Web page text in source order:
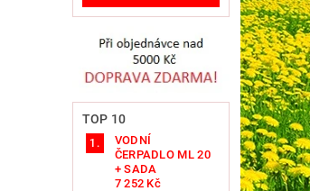
TOP 10
VODNÍ
ČERPADLO ML 20
+ SADA
7 252 Kč